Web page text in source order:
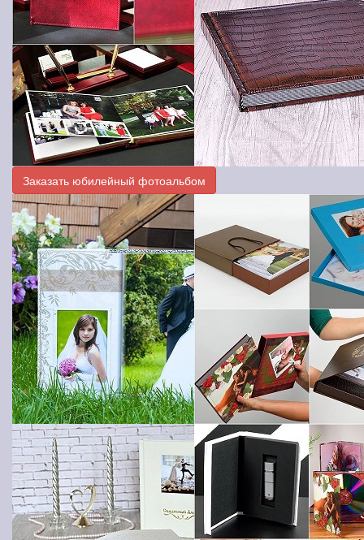
Заказать юбилейный фотоальбом